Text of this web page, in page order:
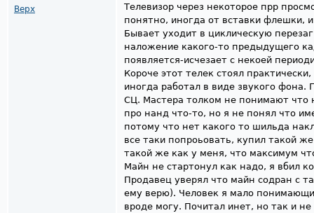
Верх
Телевизор через некоторое прр
понятно, иногда от вставки флешки,
Бывает уходит в циклическую
наложение какого-то предыдущего
появляется-исчезает с некоей
Короче этот телек стоял
иногда работал в виде звукого
СЦ. Мастера толком не понимают что
про нанд что-то, но я не понял что
потому что нет какого то шильда
все таки попроьовать, купил такой
такой же как у меня, что максимум
Майн не стартонул как надо, я вбил
Продавец уверял что майн содран с
ему верю). Человек я мало
вроде могу. Почитал инет, но так и